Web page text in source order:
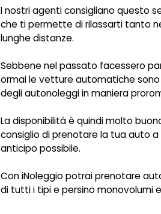
I nostri agenti consigliano questo
che ti permette di rilassarti tanto
lunghe distanze.
Sebbene nel passato facessero
ormai le vetture automatiche
degli autonoleggi in maniera
La disponibilità è quindi molto
consiglio di prenotare la tua auto
anticipo possibile.
Con iNoleggio potrai prenotare
di tutti i tipi e persino monovolumi